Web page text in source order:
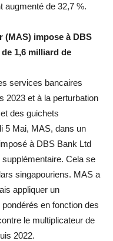
augmenté de 32,7 %.
(MAS) impose à DBS
1,6 milliard de
services bancaires
2023 et à la perturbation
des guichets
5 Mai, MAS, dans un
à DBS Bank Ltd
Cela se
singapouriens. MAS a
appliquer un
en fonction des
le multiplicateur de
2022.